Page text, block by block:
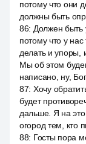
потому что они
должны быть
86: Должен быть
потому что у нас
делать и упоры,
Мы об этом
написано, ну,
87: Хочу
будет
дальше. Я на
огород тем, кто
88: Госты пора